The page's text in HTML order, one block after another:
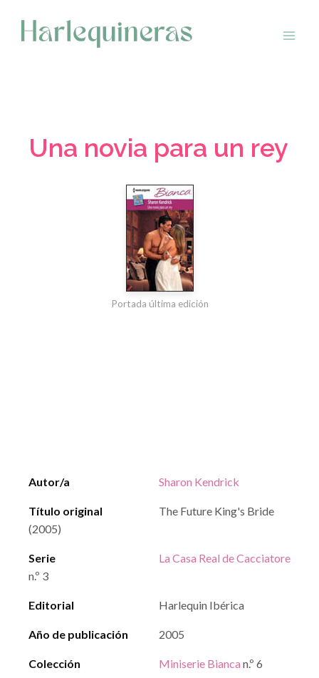
contenido
Una novia para un rey
Autor/a Sharon Kendrick
Título original
The Future King's Bride
(2005)
Serie
La Casa Real de Cacciatore
n.º 3
Editorial Harlequin Ibérica
Año de publicación 2005
Colección Miniserie Bianca n.º 6
Portada última edición